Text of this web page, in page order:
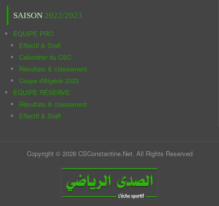
SAISON 2022/2023
ÉQUIPE PRO
Effectif & Staff
Calendrier du CSC
Résultats & classement
Coupe d'Algérie 2023
ÉQUIPE RÉSERVE
Résultats & classement
Effectif & Staff
Copyright © 2026 CSConstantine.Net. All Rights Reserved